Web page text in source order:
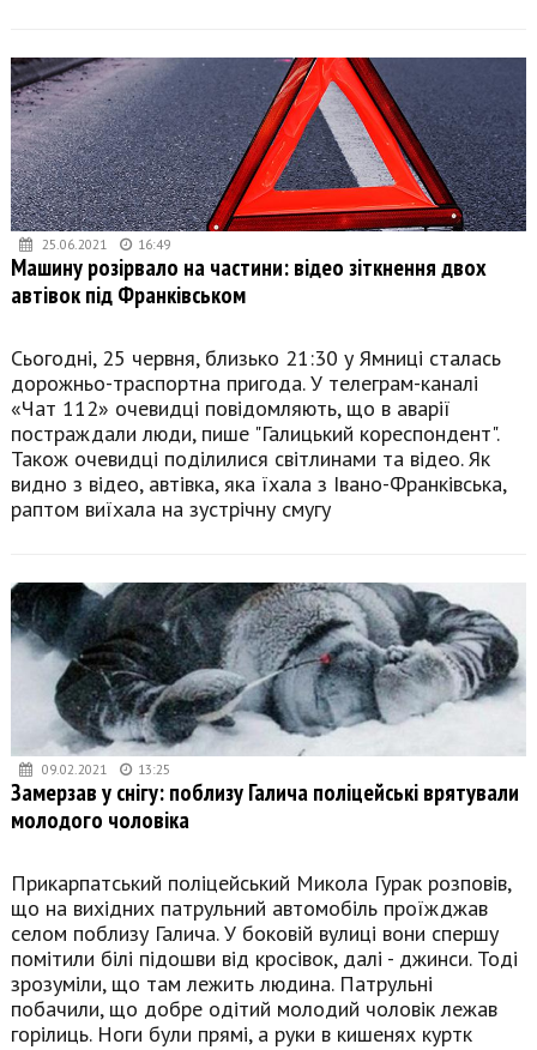
25.06.2021 16:49
Машину розірвало на частини: відео зіткнення двох
автівок під Франківськом
Сьогодні, 25 червня, близько 21:30 у Ямниці сталась
дорожньо-траспортна пригода. У телеграм-каналі
«Чат 112» очевидці повідомляють, що в аварії
постраждали люди, пише "Галицький кореспондент".
Також очевидці поділилися світлинами та відео. Як
видно з відео, автівка, яка їхала з Івано-Франківська,
раптом виїхала на зустрічну смугу
09.02.2021 13:25
Замерзав у снігу: поблизу Галича поліцейські врятували
молодого чоловіка
Прикарпатський поліцейський Микола Гурак розповів,
що на вихідних патрульний автомобіль проїжджав
селом поблизу Галича. У боковій вулиці вони спершу
помітили білі підошви від кросівок, далі - джинси. Тоді
зрозуміли, що там лежить людина. Патрульні
побачили, що добре одітий молодий чоловік лежав
горілиць. Ноги були прямі, а руки в кишенях куртк